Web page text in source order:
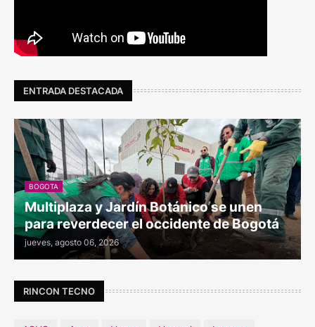
ENTRADA DESTACADA
BOGOTA
Multiplaza y Jardín Botánico se unen
para reverdecer el occidente de Bogotá
jueves, agosto 06, 2026
RINCON TECNO